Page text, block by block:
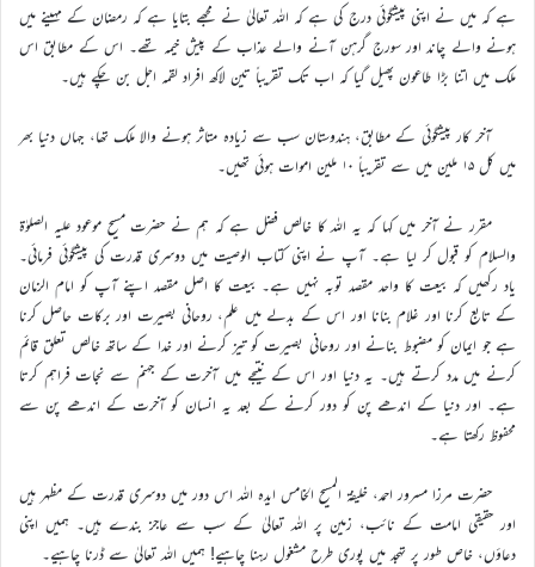
ہے کہ میں نے اپنی پیشگوئی درج کی ہے کہ اللہ تعالیٰ نے مجھے بتایا ہے کہ رمضان کے مہینے میں
ہونے والے چاند اور سورج گرہن آنے والے عذاب کے پیش خیمہ تھے۔ اس کے مطابق اس
ملک میں اتنا بڑا طاعون پھیل گیا کہ اب تک تقریباً تین لاکھ افراد لقمہ اجل بن چکے ہیں۔
آخر کار پیشگوئی کے مطابق، ہندوستان سب سے زیادہ متاثر ہونے والا ملک تھا، جہاں دنیا بھر
میں کل ۱۵ ملین میں سے تقریباً ۱۰ ملین اموات ہوئی تھیں۔
مقرر نے آخر میں کہا کہ یہ اللہ کا خالص فضل ہے کہ ہم نے حضرت مسیح موعود علیہ الصلوٰۃ
والسلام کو قبول کر لیا ہے۔ آپ نے اپنی کتاب الوصیت میں دوسری قدرت کی پیشگوئی فرمائی۔
یاد رکھیں کہ بیعت کا واحد مقصد توبہ نہیں ہے۔ بیعت کا اصل مقصد اپنے آپ کو امام الزمان
کے تابع کرنا اور غلام بنانا اور اس کے بدلے میں علم، روحانی بصیرت اور برکات حاصل کرنا
ہے جو ایمان کو مضبوط بنانے اور روحانی بصیرت کو تیز کرنے اور خدا کے ساتھ خالص تعلق قائم
کرنے میں مدد کرتے ہیں۔ یہ دنیا اور اس کے نتیجے میں آخرت کے جہنم سے نجات فراہم کرتا
ہے۔ اور دنیا کے اندھے پن کو دور کرنے کے بعد یہ انسان کو آخرت کے اندھے پن سے
محفوظ رکھتا ہے۔
حضرت مرزا مسرور احمد، خلیفۃ المسیح الخامس ایدہ اللہ اس دور میں دوسری قدرت کے مظہر ہیں
اور حقیقی امامت کے نائب، زمین پر اللہ تعالیٰ کے سب سے عاجز بندے ہیں۔ ہمیں اپنی
دعاؤں، خاص طور پر تہجد میں پوری طرح مشغول رہنا چاہیے! ہمیں اللہ تعالیٰ سے ڈرنا چاہیے۔